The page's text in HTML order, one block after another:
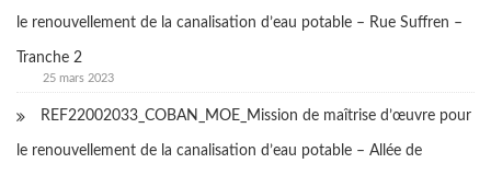
le renouvellement de la canalisation d’eau potable – Rue Suffren –
Tranche 2
25 mars 2023
REF22002033_COBAN_MOE_Mission de maîtrise d’œuvre pour
le renouvellement de la canalisation d’eau potable – Allée de